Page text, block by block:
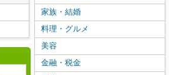
家族・結婚
料理・グルメ
美容
金融・税金